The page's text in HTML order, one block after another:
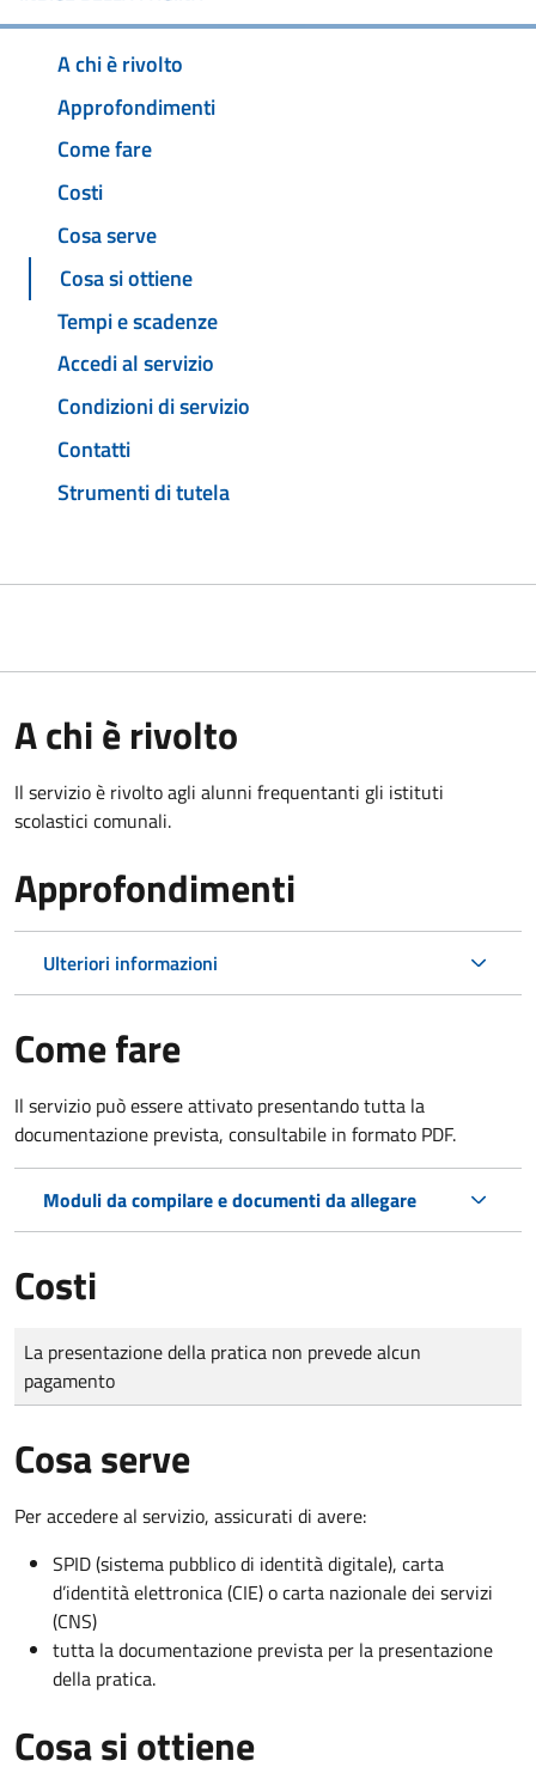
A chi è rivolto
Approfondimenti
Come fare
Costi
Cosa serve
Cosa si ottiene
Tempi e scadenze
Accedi al servizio
Condizioni di servizio
Contatti
Strumenti di tutela
A chi è rivolto
Il servizio è rivolto agli alunni frequentanti gli istituti
scolastici comunali.
Approfondimenti
Ulteriori informazioni
Come fare
Il servizio può essere attivato presentando tutta la
documentazione prevista, consultabile in formato PDF.
Moduli da compilare e documenti da allegare
Costi
Tipo di pagamento
Importo
La presentazione della pratica non prevede alcun
pagamento
Cosa serve
Per accedere al servizio, assicurati di avere:
SPID (sistema pubblico di identità digitale), carta
d’identità elettronica (CIE) o carta nazionale dei servizi
(CNS)
tutta la documentazione prevista per la presentazione
della pratica.
Cosa si ottiene